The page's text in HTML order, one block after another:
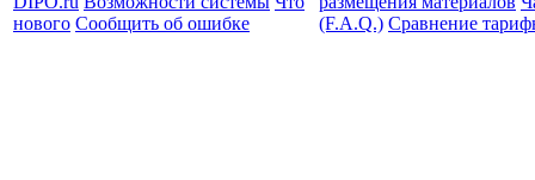
нового Сообщить об ошибке
(F.A.Q.) Cравнение